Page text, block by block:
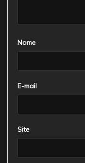
Nome
E-mail
Site